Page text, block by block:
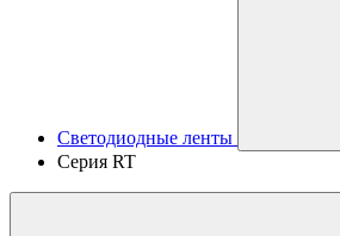
Светодиодные ленты
Серия RT